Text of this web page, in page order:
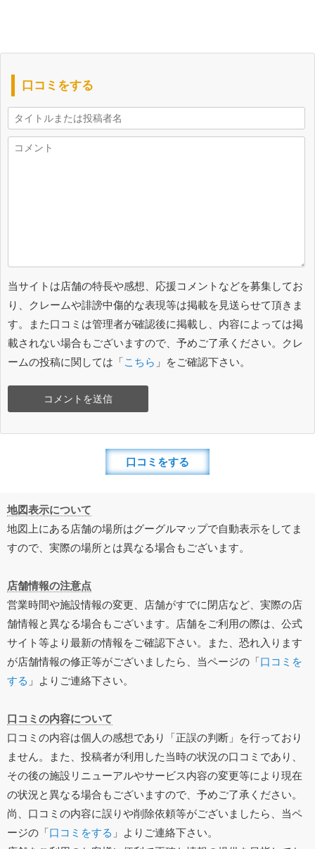
口コミをする
当サイトは店舗の特長や感想、応援コメントなどを募集してお
り、クレームや誹謗中傷的な表現等は掲載を見送らせて頂きま
す。また口コミは管理者が確認後に掲載し、内容によっては掲
載されない場合もございますので、予めご了承ください。クレ
ームの投稿に関しては「こちら 」をご確認下さい。
口コミをする
地図表示について
地図上にある店舗の場所はグーグルマップで自動表示をしてま
すので、実際の場所とは異なる場合もございます。
店舗情報の注意点
営業時間や施設情報の変更、店舗がすでに閉店など、実際の店
舗情報と異なる場合もございます。店舗をご利用の際は、公式
サイト等より最新の情報をご確認下さい。また、恐れ入ります
が店舗情報の修正等がございましたら、当ページの「口コミを
する 」よりご連絡下さい。
口コミの内容について
口コミの内容は個人の感想であり「正誤の判断」を行っており
ません。また、投稿者が利用した当時の状況の口コミであり、
その後の施設リニューアルやサービス内容の変更等により現在
の状況と異なる場合もございますので、予めご了承ください。
尚、口コミの内容に誤りや削除依頼等がございましたら、当ペ
ージの「口コミをする 」よりご連絡下さい。